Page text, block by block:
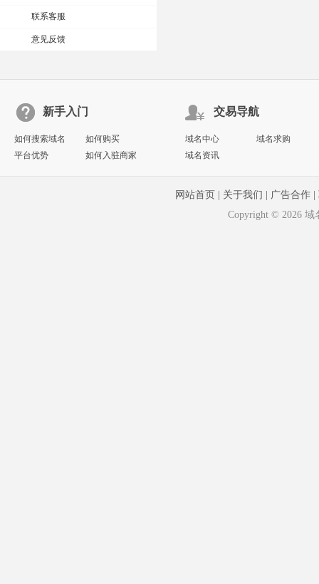
联系客服
意见反馈
新手入门
如何搜索域名
如何购买
平台优势
如何入驻商家
交易导航
域名中心
域名求购
域名资讯
网站首页 关于我们 广告合作|
Copyright © 2026